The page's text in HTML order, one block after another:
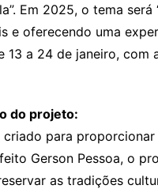
Em 2025, o tema
e oferecendo uma
a 24 de janeiro, com
do projeto:
criado para
Gerson Pessoa, o
as tradições